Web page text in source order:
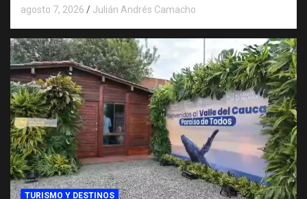
agosto 7, 2026 Julián Andrés Camacho
TURISMO Y DESTINOS